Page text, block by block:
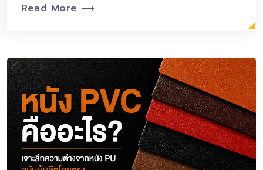
Read More ⟶